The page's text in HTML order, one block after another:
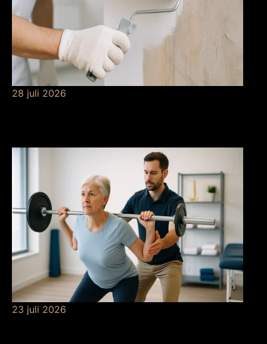
28 juli 2026
23 juli 2026